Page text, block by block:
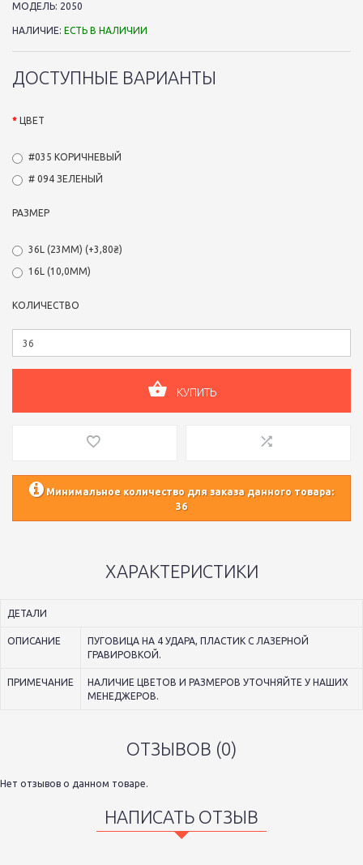
МОДЕЛЬ: 2050
НАЛИЧИЕ: ЕСТЬ В НАЛИЧИИ
ДОСТУПНЫЕ ВАРИАНТЫ
ЦВЕТ
#035 КОРИЧНЕВЫЙ
# 094 ЗЕЛЕНЫЙ
РАЗМЕР
36L (23ММ) (+3,80₴)
16L (10,0ММ)
КОЛИЧЕСТВО
КУПИТЬ
Минимальное количество для заказа данного товара:
36
ХАРАКТЕРИСТИКИ
ДЕТАЛИ
ОПИСАНИЕ
ПУГОВИЦА НА 4 УДАРА, ПЛАСТИК С ЛАЗЕРНОЙ
ГРАВИРОВКОЙ.
ПРИМЕЧАНИЕ
НАЛИЧИЕ ЦВЕТОВ И РАЗМЕРОВ УТОЧНЯЙТЕ У НАШИХ
МЕНЕДЖЕРОВ.
ОТЗЫВОВ (0)
Нет отзывов о данном товаре.
НАПИСАТЬ ОТЗЫВ